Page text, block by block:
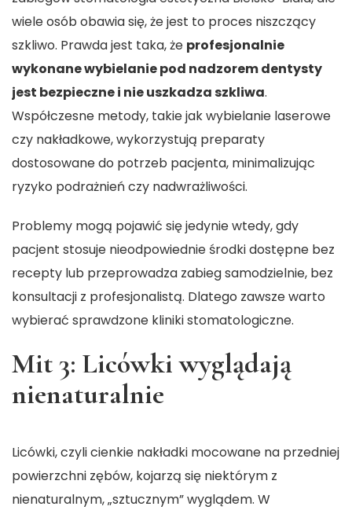
wiele osób obawia się, że jest to proces niszczący
szkliwo. Prawda jest taka, że profesjonalnie
wykonane wybielanie pod nadzorem dentysty
jest bezpieczne i nie uszkadza szkliwa.
Współczesne metody, takie jak wybielanie laserowe
czy nakładkowe, wykorzystują preparaty
dostosowane do potrzeb pacjenta, minimalizując
ryzyko podrażnień czy nadwrażliwości.
Problemy mogą pojawić się jedynie wtedy, gdy
pacjent stosuje nieodpowiednie środki dostępne bez
recepty lub przeprowadza zabieg samodzielnie, bez
konsultacji z profesjonalistą. Dlatego zawsze warto
wybierać sprawdzone kliniki stomatologiczne.
Mit 3: Licówki wyglądają
nienaturalnie
Licówki, czyli cienkie nakładki mocowane na przedniej
powierzchni zębów, kojarzą się niektórym z
nienaturalnym, „sztucznym” wyglądem. W